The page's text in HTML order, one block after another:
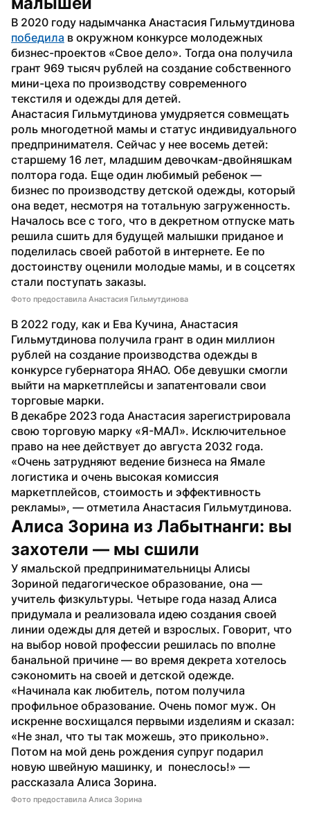
победила в окружном конкурсе молодежных
бизнес-проектов «Свое дело». Тогда она получила
грант 969 тысяч рублей на создание собственного
мини-цеха по производству современного
текстиля и одежды для детей.
Анастасия Гильмутдинова умудряется совмещать
роль многодетной мамы и статус индивидуального
предпринимателя. Сейчас у нее восемь детей:
старшему 16 лет, младшим девочкам-двойняшкам
полтора года. Еще один любимый ребенок —
бизнес по производству детской одежды, который
она ведет, несмотря на тотальную загруженность.
Началось все с того, что в декретном отпуске мать
решила сшить для будущей малышки приданое и
поделилась своей работой в интернете. Ее по
достоинству оценили молодые мамы, и в соцсетях
стали поступать заказы.
Фото предоставила Анастасия Гильмутдинова
В 2022 году, как и Ева Кучина, Анастасия
Гильмутдинова получила грант в один миллион
рублей на создание производства одежды в
конкурсе губернатора ЯНАО. Обе девушки смогли
выйти на маркетплейсы и запатентовали свои
торговые марки.
В декабре 2023 года Анастасия зарегистрировала
свою торговую марку «Я-МАЛ». Исключительное
право на нее действует до августа 2032 года.
«Очень затрудняют ведение бизнеса на Ямале
логистика и очень высокая комиссия
маркетплейсов, стоимость и эффективность
рекламы», — отметила Анастасия Гильмутдинова.
Алиса Зорина из Лабытнанги: вы
захотели — мы сшили
У ямальской предпринимательницы Алисы
Зориной педагогическое образование, она —
учитель физкультуры. Четыре года назад Алиса
придумала и реализовала идею создания своей
линии одежды для детей и взрослых. Говорит, что
на выбор новой профессии решилась по вполне
банальной причине — во время декрета хотелось
сэкономить на своей и детской одежде.
«Начинала как любитель, потом получила
профильное образование. Очень помог муж. Он
искренне восхищался первыми изделиям и сказал:
«Не знал, что ты так можешь, это прикольно».
Потом на мой день рождения супруг подарил
новую швейную машинку, и  понеслось!» —
рассказала Алиса Зорина.
Фото предоставила Алиса Зорина